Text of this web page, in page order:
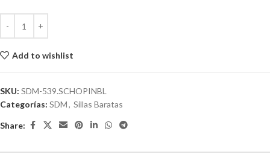
Add to wishlist
SKU: SDM-539.SCHOPINBL
Categorías: SDM, Sillas Baratas
Share: